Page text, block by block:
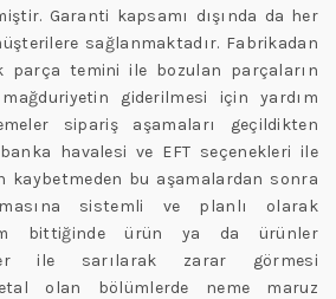
Garanti kapsamı dışında da her
sağlanmaktadır. Fabrikadan
parça temini ile bozulan parçaların
giderilmesi için yardım
sipariş aşamaları geçildikten
havalesi ve EFT seçenekleri ile
kaybetmeden bu aşamalardan sonra
sistemli ve planlı olarak
bittiğinde ürün ya da ürünler
ile sarılarak zarar görmesi
olan bölümlerde neme maruz